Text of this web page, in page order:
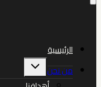
الرئيسية
من نحن
تبديل
الفرعية